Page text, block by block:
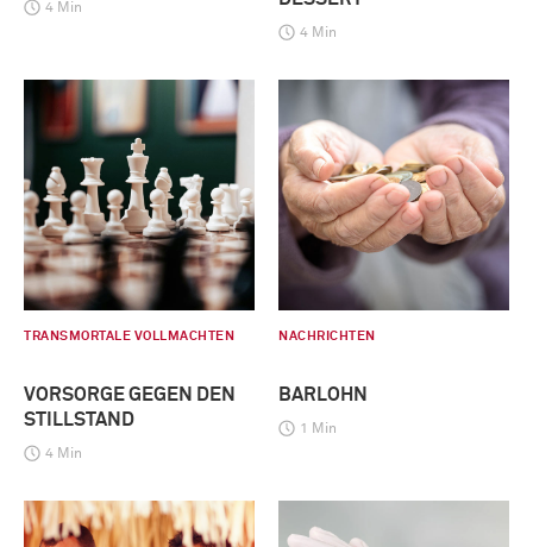
4 Min
4 Min
TRANSMORTALE VOLLMACHTEN
VORSORGE GEGEN DEN
STILLSTAND
4 Min
NACHRICHTEN
BARLOHN
1 Min